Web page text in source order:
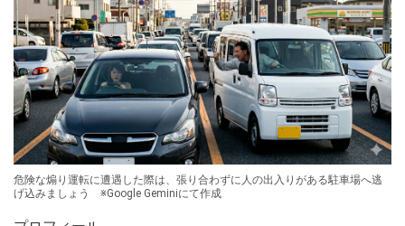
危険な煽り運転に遭遇した際は、張り合わずに人の出入りがある駐車場へ逃
げ込みましょう ※Google Geminiにて作成